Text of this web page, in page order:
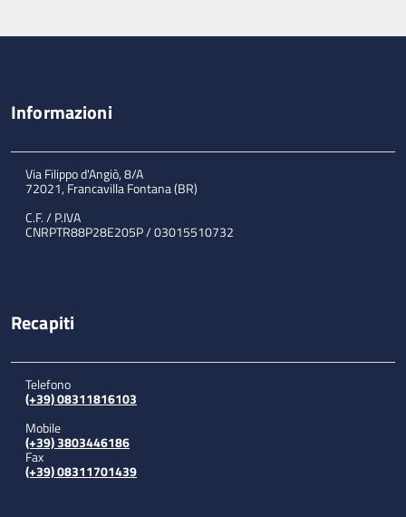
Informazioni
Via Filippo d'Angiò, 8/A
72021, Francavilla Fontana (BR)
C.F. / P.IVA
CNRPTR88P28E205P / 03015510732
Recapiti
Telefono
(+39) 08311816103
Mobile
(+39) 3803446186
Fax
(+39) 08311701439